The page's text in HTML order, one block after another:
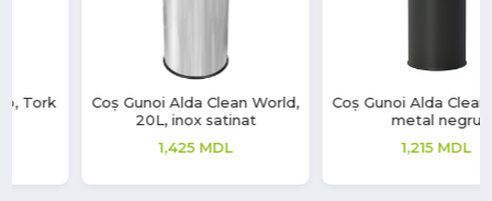
Coș Gunoi Alda Clean World,
metal negru
MDL
Coș de gunoi Room Basket,
inox lucios